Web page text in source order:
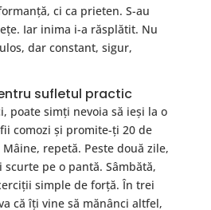
ci ca prieten. S-au
Iar inima i-a răsplătit. Nu
dar constant, sigur,
sufletul practic
poate simți nevoia să ieși la o
comozi și promite-ți 20 de
repetă. Peste două zile,
pe o pantă. Sâmbătă,
simple de forță. În trei
că îți vine să mănânci altfel,